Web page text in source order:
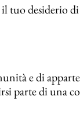
tuo desiderio
e di
parte di una